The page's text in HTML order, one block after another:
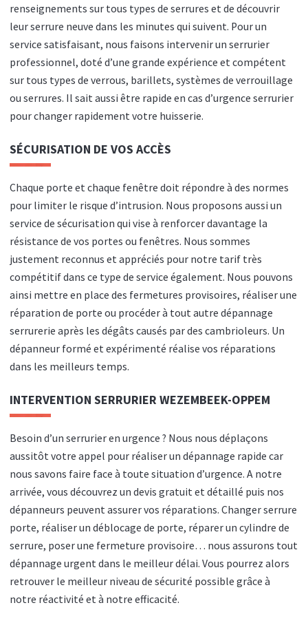
renseignements sur tous types de serrures et de découvrir
leur serrure neuve dans les minutes qui suivent. Pour un
service satisfaisant, nous faisons intervenir un serrurier
professionnel, doté d’une grande expérience et compétent
sur tous types de verrous, barillets, systèmes de verrouillage
ou serrures. Il sait aussi être rapide en cas d’urgence serrurier
pour changer rapidement votre huisserie.
SÉCURISATION DE VOS ACCÈS
Chaque porte et chaque fenêtre doit répondre à des normes
pour limiter le risque d’intrusion. Nous proposons aussi un
service de sécurisation qui vise à renforcer davantage la
résistance de vos portes ou fenêtres. Nous sommes
justement reconnus et appréciés pour notre tarif très
compétitif dans ce type de service également. Nous pouvons
ainsi mettre en place des fermetures provisoires, réaliser une
réparation de porte ou procéder à tout autre dépannage
serrurerie après les dégâts causés par des cambrioleurs. Un
dépanneur formé et expérimenté réalise vos réparations
dans les meilleurs temps.
INTERVENTION SERRURIER WEZEMBEEK-OPPEM
Besoin d’un serrurier en urgence ? Nous nous déplaçons
aussitôt votre appel pour réaliser un dépannage rapide car
nous savons faire face à toute situation d’urgence. A notre
arrivée, vous découvrez un devis gratuit et détaillé puis nos
dépanneurs peuvent assurer vos réparations. Changer serrure
porte, réaliser un déblocage de porte, réparer un cylindre de
serrure, poser une fermeture provisoire… nous assurons tout
dépannage urgent dans le meilleur délai. Vous pourrez alors
retrouver le meilleur niveau de sécurité possible grâce à
notre réactivité et à notre efficacité.